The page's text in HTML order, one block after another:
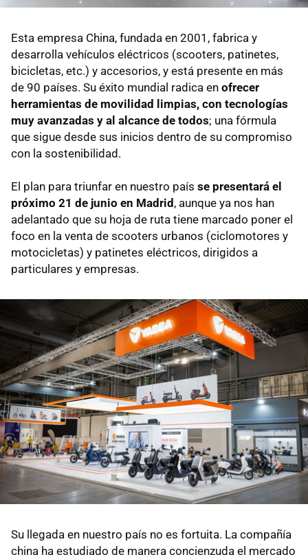
Esta empresa China, fundada en 2001, fabrica y
desarrolla vehículos eléctricos (scooters, patinetes,
bicicletas, etc.) y accesorios, y está presente en más
de 90 países. Su éxito mundial radica en ofrecer
herramientas de movilidad limpias, con tecnologías
muy avanzadas y al alcance de todos; una fórmula
que sigue desde sus inicios dentro de su compromiso
con la sostenibilidad.
El plan para triunfar en nuestro país se presentará el
próximo 21 de junio en Madrid, aunque ya nos han
adelantado que su hoja de ruta tiene marcado poner el
foco en la venta de scooters urbanos (ciclomotores y
motocicletas) y patinetes eléctricos, dirigidos a
particulares y empresas.
Su llegada en nuestro país no es fortuita. La compañía
china ha estudiado de manera concienzuda el mercado